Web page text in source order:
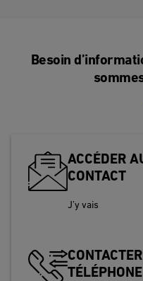
Besoin
ACCÉDER
CONTACT
J’y vais
TÉLÉPHONE